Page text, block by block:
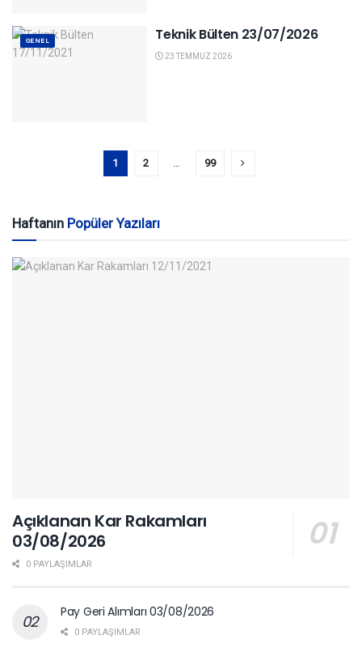
GENEL Teknik Bülten 23/07/2026
23 TEMMUZ 2026
1 2 … 99
Haftanın Popüler Yazıları
Açıklanan Kar Rakamları
03/08/2026
0 PAYLAŞIMLAR
Pay Geri Alımları 03/08/2026
0 PAYLAŞIMLAR